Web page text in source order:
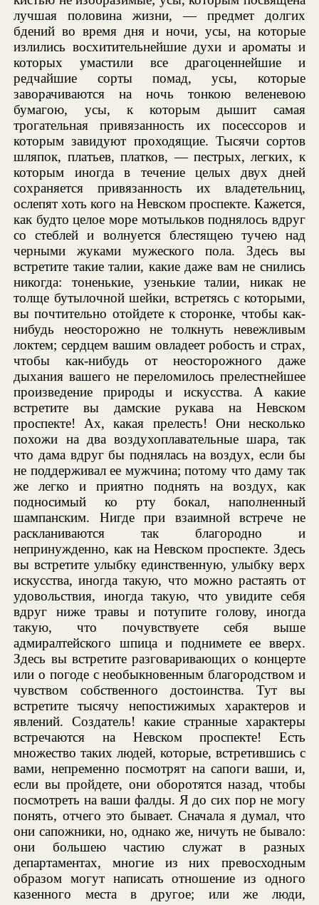
лучшая половина жизни, — предмет долгих
бдений во время дня и ночи, усы, на которые
излились восхитительнейшие духи и ароматы и
которых умастили все драгоценнейшие и
редчайшие сорты помад, усы, которые
заворачиваются на ночь тонкою веленевою
бумагою, усы, к которым дышит самая
трогательная привязанность их посессоров и
которым завидуют проходящие. Тысячи сортов
шляпок, платьев, платков, — пестрых, легких, к
которым иногда в течение целых двух дней
сохраняется привязанность их владетельниц,
ослепят хоть кого на Невском проспекте. Кажется,
как будто целое море мотыльков поднялось вдруг
со стеблей и волнуется блестящею тучею над
черными жуками мужеского пола. Здесь вы
встретите такие талии, какие даже вам не снились
никогда: тоненькие, узенькие талии, никак не
толще бутылочной шейки, встретясь с которыми,
вы почтительно отойдете к сторонке, чтобы как-
нибудь неосторожно не толкнуть невежливым
локтем; сердцем вашим овладеет робость и страх,
чтобы как-нибудь от неосторожного даже
дыхания вашего не переломилось прелестнейшее
произведение природы и искусства. А какие
встретите вы дамские рукава на Невском
проспекте! Ах, какая прелесть! Они несколько
похожи на два воздухоплавательные шара, так
что дама вдруг бы поднялась на воздух, если бы
не поддерживал ее мужчина; потому что даму так
же легко и приятно поднять на воздух, как
подносимый ко рту бокал, наполненный
шампанским. Нигде при взаимной встрече не
раскланиваются так благородно и
непринужденно, как на Невском проспекте. Здесь
вы встретите улыбку единственную, улыбку верх
искусства, иногда такую, что можно растаять от
удовольствия, иногда такую, что увидите себя
вдруг ниже травы и потупите голову, иногда
такую, что почувствуете себя выше
адмиралтейского шпица и поднимете ее вверх.
Здесь вы встретите разговаривающих о концерте
или о погоде с необыкновенным благородством и
чувством собственного достоинства. Тут вы
встретите тысячу непостижимых характеров и
явлений. Создатель! какие странные характеры
встречаются на Невском проспекте! Есть
множество таких людей, которые, встретившись с
вами, непременно посмотрят на сапоги ваши, и,
если вы пройдете, они оборотятся назад, чтобы
посмотреть на ваши фалды. Я до сих пор не могу
понять, отчего это бывает. Сначала я думал, что
они сапожники, но, однако же, ничуть не бывало:
они большею частию служат в разных
департаментах, многие из них превосходным
образом могут написать отношение из одного
казенного места в другое; или же люди,